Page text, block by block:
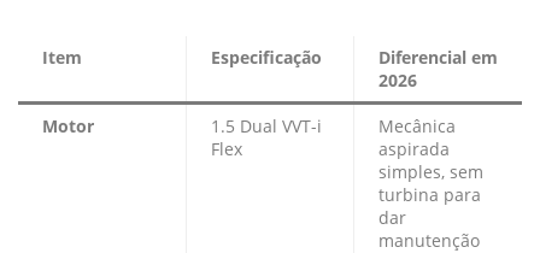
Item Especificação
Diferencial em
2026
Motor
1.5 Dual VVT-i
Flex
Mecânica
aspirada
simples, sem
turbina para
dar
manutenção